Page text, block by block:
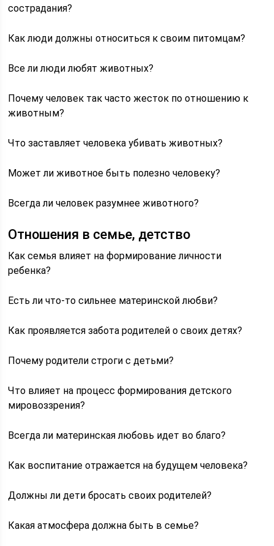
сострадания?
Как люди должны относиться к своим питомцам?
Все ли люди любят животных?
Почему человек так часто жесток по отношению к
животным?
Что заставляет человека убивать животных?
Может ли животное быть полезно человеку?
Всегда ли человек разумнее животного?
Отношения в семье, детство
Как семья влияет на формирование личности
ребенка?
Есть ли что-то сильнее материнской любви?
Как проявляется забота родителей о своих детях?
Почему родители строги с детьми?
Что влияет на процесс формирования детского
мировоззрения?
Всегда ли материнская любовь идет во благо?
Как воспитание отражается на будущем человека?
Должны ли дети бросать своих родителей?
Какая атмосфера должна быть в семье?